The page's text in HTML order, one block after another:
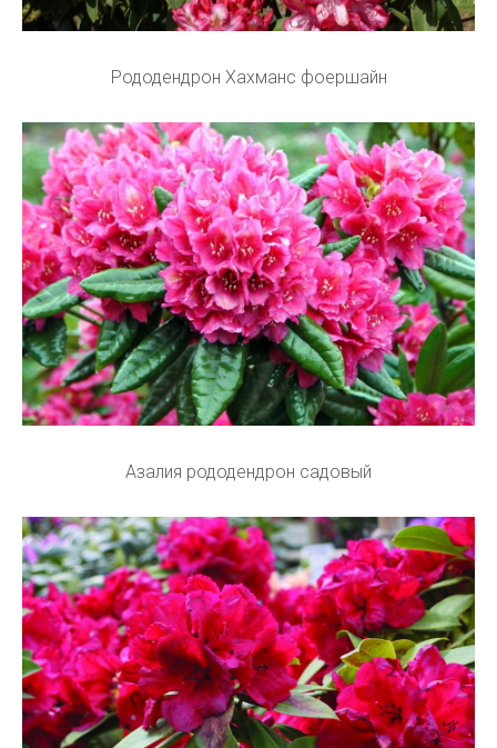
Рододендрон Хахманс фоершайн
Азалия рододендрон садовый